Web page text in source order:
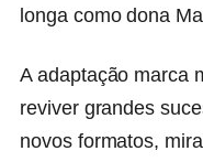
longa como dona
A adaptação marca
reviver grandes
novos formatos,